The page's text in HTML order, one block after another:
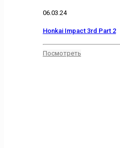
06.03.24
Honkai Impact 3rd Part 2
Посмотреть